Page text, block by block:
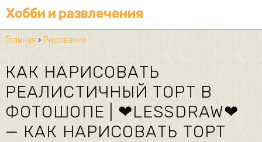
Хобби и развлечения
Главная › Рисование
КАК НАРИСОВАТЬ
РЕАЛИСТИЧНЫЙ ТОРТ В
ФОТОШОПЕ | ❤LESSDRAW❤
— КАК НАРИСОВАТЬ ТОРТ